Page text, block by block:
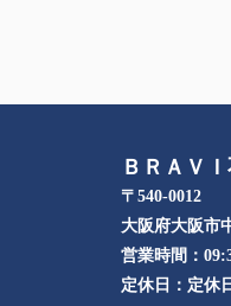
ＢＲＡＶ
〒540-0012
大阪府大阪市
営業時間：
定休日： 定休